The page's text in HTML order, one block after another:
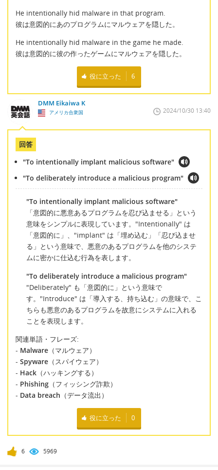
He intentionally hid malware in that program.
彼は意図的にあのプログラムにマルウェアを隠した。
He intentionally hid malware in the game he made.
彼は意図的に彼の作ったゲームにマルウェアを隠した。
役に立った 6
DMM Eikaiwa K
アメリカ合衆国 2024/10/30 13:40
回答
"To intentionally implant malicious software"
"To deliberately introduce a malicious program"
"To intentionally implant malicious software"
「意図的に悪意あるプログラムを忍び込ませる」という
意味をシンプルに表現しています。"Intentionally" は
「意図的に」、"implant" は「埋め込む」「忍び込ませ
る」という意味で、悪意のあるプログラムを他のシステ
ムに密かに仕込む行為を表します。
"To deliberately introduce a malicious program"
"Deliberately" も「意図的に」という意味で
す。"Introduce" は「導入する、持ち込む」の意味で、こ
ちらも悪意のあるプログラムを故意にシステムに入れる
ことを表現します。
関連単語・フレーズ:
- Malware （マルウェア）
- Spyware （スパイウェア）
- Hack （ハッキングする）
- Phishing （フィッシング詐欺）
- Data breach （データ流出）
役に立った 0
6 5969